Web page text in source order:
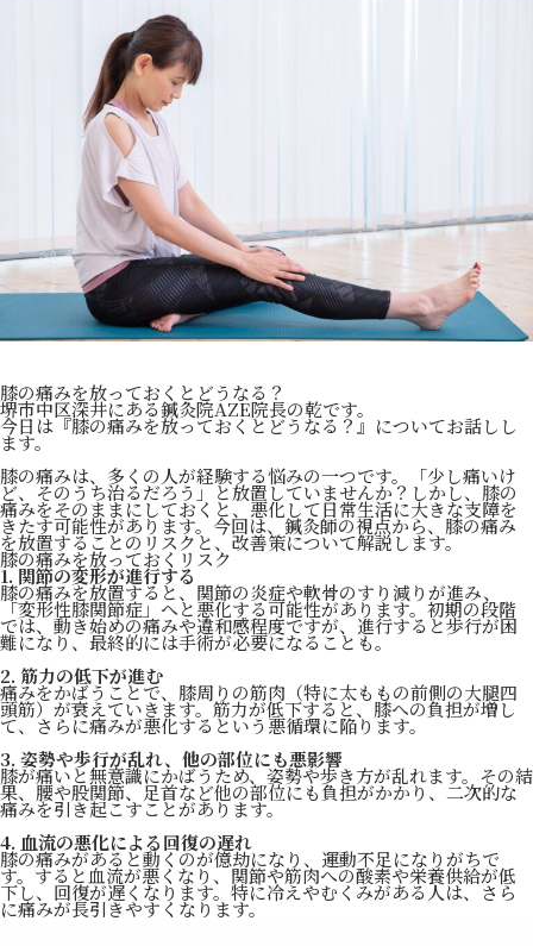
膝の痛みを放っておくとどうなる？
堺市中区深井にある鍼灸院AZE院長の乾です。
今日は『膝の痛みを放っておくとどうなる？』についてお話しし
ます。
膝の痛みは、多くの人が経験する悩みの一つです。「少し痛いけ
ど、そのうち治るだろう」と放置していませんか？しかし、膝の
痛みをそのままにしておくと、悪化して日常生活に大きな支障を
きたす可能性があります。今回は、鍼灸師の視点から、膝の痛み
を放置することのリスクと、改善策について解説します。
膝の痛みを放っておくリスク
1. 関節の変形が進行する
膝の痛みを放置すると、関節の炎症や軟骨のすり減りが進み、
「変形性膝関節症」へと悪化する可能性があります。初期の段階
では、動き始めの痛みや違和感程度ですが、進行すると歩行が困
難になり、最終的には手術が必要になることも。
2. 筋力の低下が進む
痛みをかばうことで、膝周りの筋肉（特に太ももの前側の大腿四
頭筋）が衰えていきます。筋力が低下すると、膝への負担が増し
て、さらに痛みが悪化するという悪循環に陥ります。
3. 姿勢や歩行が乱れ、他の部位にも悪影響
膝が痛いと無意識にかばうため、姿勢や歩き方が乱れます。その結
果、腰や股関節、足首など他の部位にも負担がかかり、二次的な
痛みを引き起こすことがあります。
4. 血流の悪化による回復の遅れ
膝の痛みがあると動くのが億劫になり、運動不足になりがちで
す。すると血流が悪くなり、関節や筋肉への酸素や栄養供給が低
下し、回復が遅くなります。特に冷えやむくみがある人は、さら
に痛みが長引きやすくなります。